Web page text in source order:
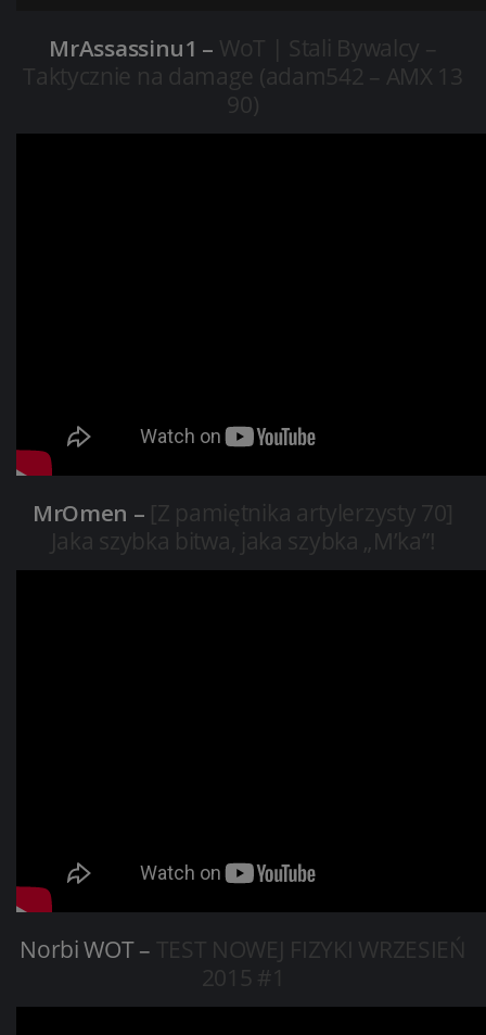
MrAssassinu1 – WoT | Stali Bywalcy –
Taktycznie na damage (adam542 – AMX 13
90)
MrOmen – [Z pamiętnika artylerzysty 70]
Jaka szybka bitwa, jaka szybka „M’ka”!
Norbi WOT – TEST NOWEJ FIZYKI WRZESIEŃ
2015 #1